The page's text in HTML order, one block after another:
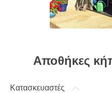
Αποθήκες
Κατασκευαστές